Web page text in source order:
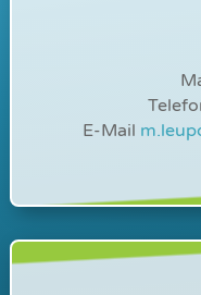
E-Mail